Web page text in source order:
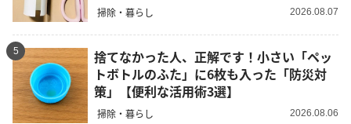
掃除・暮らし 2026.08.07
5
捨てなかった人、正解です！小さい「ペッ
トボトルのふた」に6枚も入った「防災対
策」【便利な活用術3選】
掃除・暮らし 2026.08.06